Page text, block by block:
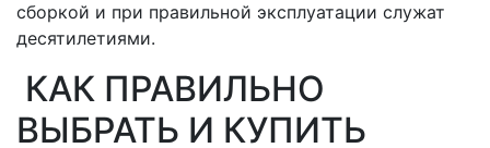
сборкой и при правильной эксплуатации служат
десятилетиями.
КАК ПРАВИЛЬНО
ВЫБРАТЬ И КУПИТЬ